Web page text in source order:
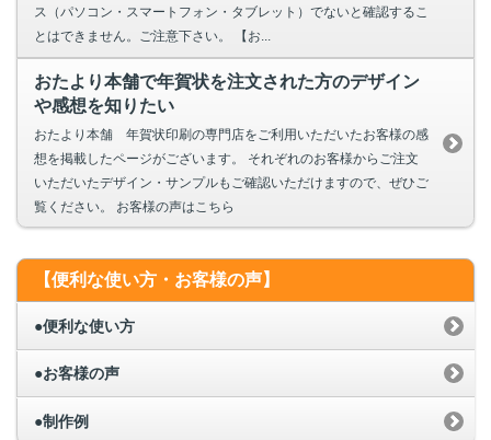
ス（パソコン・スマートフォン・タブレット）でないと確認するこ
とはできません。ご注意下さい。 【お...
おたより本舗で年賀状を注文された方のデザイン
や感想を知りたい
おたより本舗 年賀状印刷の専門店をご利用いただいたお客様の感
想を掲載したページがございます。 それぞれのお客様からご注文
いただいたデザイン・サンプルもご確認いただけますので、ぜひご
覧ください。 お客様の声はこちら
【便利な使い方・お客様の声】
●便利な使い方
●お客様の声
●制作例